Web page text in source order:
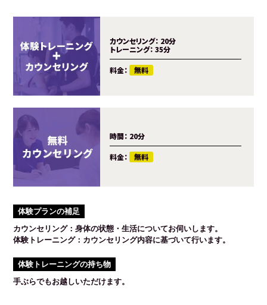
カウンセリング： 20分
トレーニング： 35分
料金： 無料
時間： 20分
料金： 無料
体験プランの補足
カウンセリング：身体の状態・生活についてお伺いします。
体験トレーニング：カウンセリング内容に基づいて行います。
体験トレーニングの持ち物
手ぶらでもお越しいただけます。